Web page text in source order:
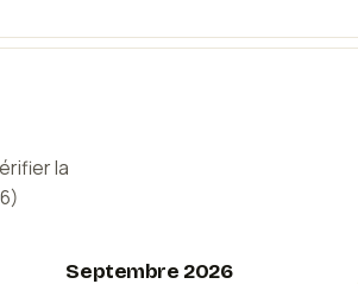
sur le
dans la
pour
la
)
Septembre 2026